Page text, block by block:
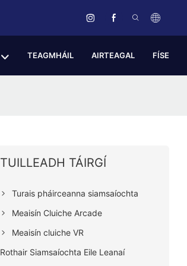
TEAGMHÁIL AIRTEAGAL FÍSE
TUILLEADH TÁIRGÍ
Turais pháirceanna siamsaíochta
Meaisín Cluiche Arcade
Meaisín cluiche VR
Rothair Siamsaíochta Eile Leanaí